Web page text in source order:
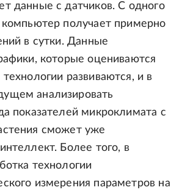
данные с датчиков. С одного
компьютер получает примерно
в сутки. Данные
которые оцениваются
развиваются, и в
анализировать
показателей микроклимата с
сможет уже
Более того, в
технологии
измерения параметров на